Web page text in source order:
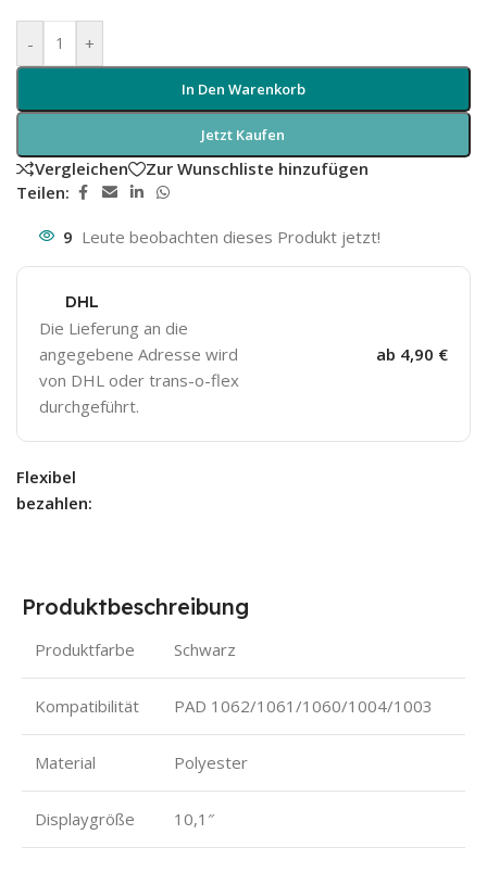
- +
In Den Warenkorb
Jetzt Kaufen
Vergleichen
Zur Wunschliste hinzufügen
Teilen:
9 Leute beobachten dieses Produkt jetzt!
DHL
Die Lieferung an die
angegebene Adresse wird
von DHL oder trans-o-flex
durchgeführt.
ab 4,90 €
Flexibel
bezahlen:
Produktbeschreibung
Produktfarbe Schwarz
Kompatibilität PAD 1062/1061/1060/1004/1003
Material Polyester
Displaygröße 10,1″